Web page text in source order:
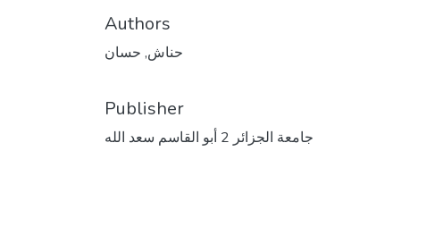
Authors
حناش, حسان
Publisher
جامعة الجزائر 2 أبو القاسم سعد الله